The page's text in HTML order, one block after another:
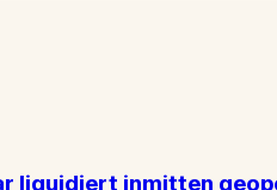
liquidiert inmitten